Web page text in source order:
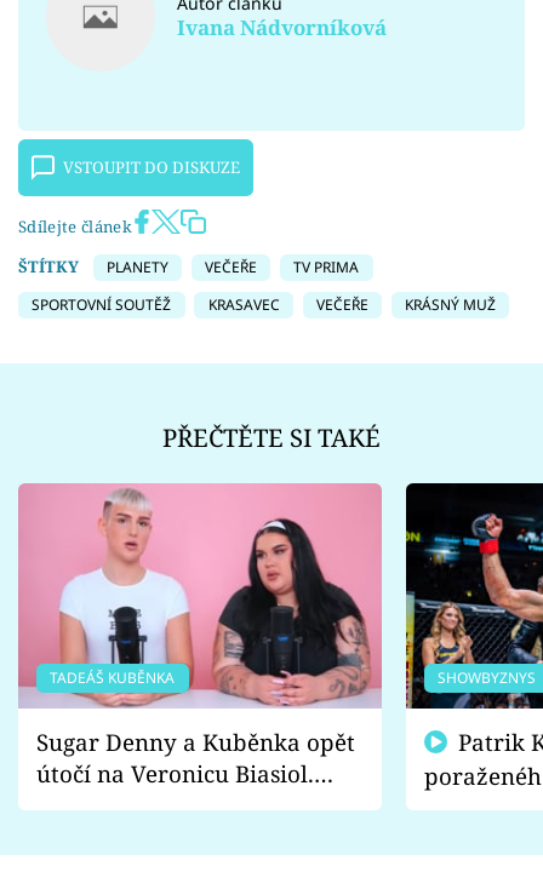
Ivana Nádvorníková
VSTOUPIT DO DISKUZE
Sdílejte článek
ŠTÍTKY
PLANETY VEČEŘE
TV PRIMA
SPORTOVNÍ SOUTĚŽ
KRASAVEC VEČEŘE KRÁSNÝ MUŽ
PŘEČTĚTE SI TAKÉ
TADEÁŠ KUBĚNKA
Sugar Denny a Kuběnka opět
útočí na Veronicu Biasiol.
Proč je podle nich falešná a
SHOWBYZNYS
fanoušci